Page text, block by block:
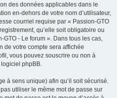
des données applicables dans le
en-dehors de votre nom d’utilisateur,
courriel requise par « Passion-GTO
qu’elle soit obligatoire ou
- Le forum ». Dans tous les cas,
de votre compte sera affichée
vous pouvez souscrire ou non à
logiciel phpBB.
à sens unique) afin qu’il soit sécurisé.
utiliser le même mot de passe sur